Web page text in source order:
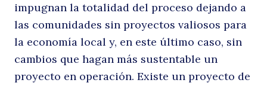
impugnan la totalidad del proceso dejando a
las comunidades sin proyectos valiosos para
la economía local y, en este último caso, sin
cambios que hagan más sustentable un
proyecto en operación. Existe un proyecto de